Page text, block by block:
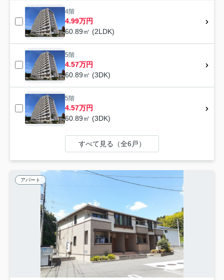
4階
4.99万円
60.89㎡ (2LDK)
5階
4.57万円
60.89㎡ (3DK)
5階
4.57万円
60.89㎡ (3DK)
すべて見る（全6戸）
アパート